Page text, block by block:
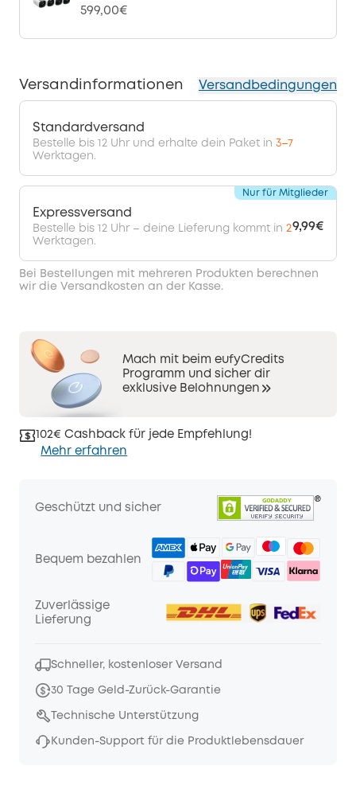
599,00€
Versandinformationen Versandbedingungen
Standardversand
Bestelle bis 12 Uhr und erhalte dein Paket in 3–7
Werktagen.
Expressversand
Bestelle bis 12 Uhr – deine Lieferung kommt in 2
Werktagen.
9,99€
Nur für Mitglieder
Bei Bestellungen mit mehreren Produkten berechnen
wir die Versandkosten an der Kasse.
Mach mit beim eufyCredits
Programm und sicher dir
exklusive Belohnungen
102€ Cashback für jede Empfehlung!
Mehr erfahren
Geschützt und sicher
Bequem bezahlen
Zuverlässige
Lieferung
Schneller, kostenloser Versand
30 Tage Geld-Zurück-Garantie
Technische Unterstützung
Kunden-Support für die Produktlebensdauer